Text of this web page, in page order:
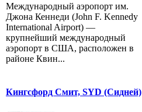
Международный аэропорт им.
Джона Кеннеди (John F. Kennedy
International Airport) —
крупнейший международный
аэропорт в США, расположен в
районе Квин...
Кингсфорд Смит, SYD (Сидней)